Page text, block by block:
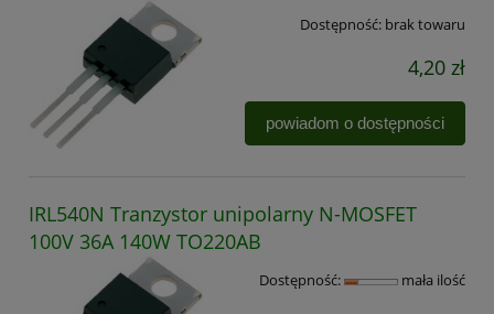
Dostępność: brak towaru
4,20 zł
powiadom o dostępności
IRL540N Tranzystor unipolarny N-MOSFET
100V 36A 140W TO220AB
Dostępność: mała ilość